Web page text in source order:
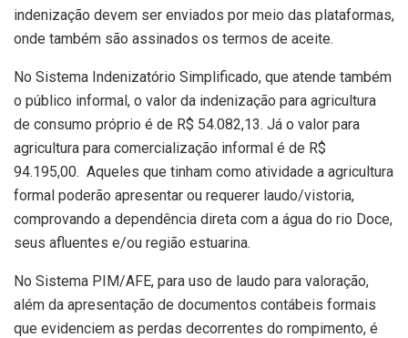
indenização devem ser enviados por meio das plataformas,
onde também são assinados os termos de aceite.
No Sistema Indenizatório Simplificado, que atende também
o público informal, o valor da indenização para agricultura
de consumo próprio é de R$ 54.082,13. Já o valor para
agricultura para comercialização informal é de R$
94.195,00. Aqueles que tinham como atividade a agricultura
formal poderão apresentar ou requerer laudo/vistoria,
comprovando a dependência direta com a água do rio Doce,
seus afluentes e/ou região estuarina.
No Sistema PIM/AFE, para uso de laudo para valoração,
além da apresentação de documentos contábeis formais
que evidenciem as perdas decorrentes do rompimento, é